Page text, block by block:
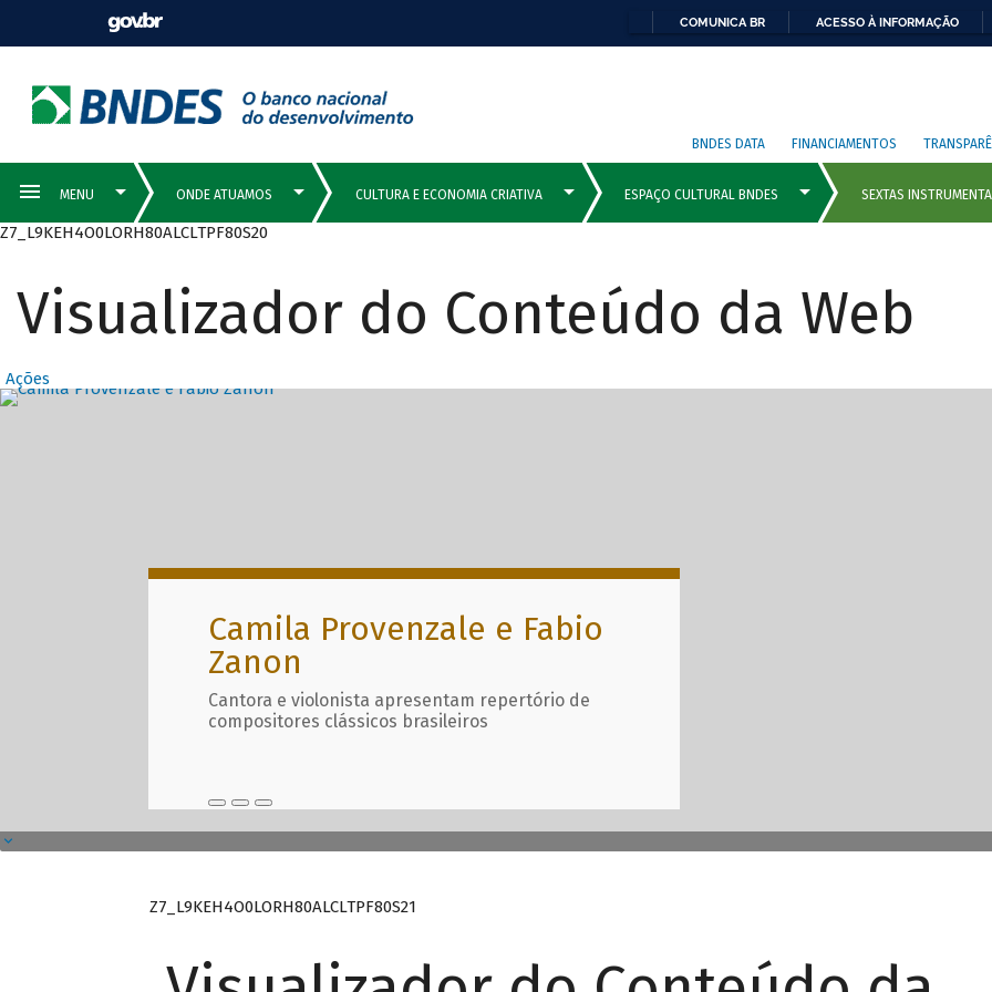
COMUNICA BR ACESSO À INFORMAÇÃO
BNDES DATA FINANCIAMENTOS
Z7_L9KEH4O0LORH80ALCLTPF80S20
Visualizador do Conteúdo da Web
Ações
Destaques Principais com
Camila Provenzale e Fabio
Zanon
Cantora e violonista apresentam repertório de
compositores clássicos brasileiros
Z7_L9KEH4O0LORH80ALCLTPF80S21